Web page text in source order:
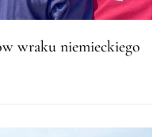
wraku niemieckiego